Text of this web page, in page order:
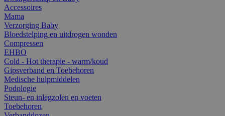
Accessoires
Mama
Verzorging Baby
Bloedstelping en uitdrogen wonden
Compressen
EHBO
Cold - Hot therapie - warm/koud
Gipsverband en Toebehoren
Medische hulpmiddelen
Podologie
Steun- en inlegzolen en voeten
Toebehoren